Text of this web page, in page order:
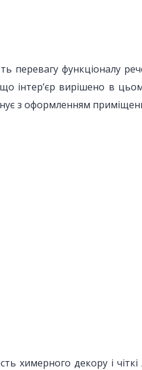
перевагу функціоналу
інтер’єр вирішено в
з оформленням
химерного декору і